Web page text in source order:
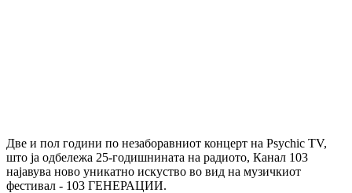
Две и пол години по незаборавниот концерт на Psychic TV,
што ја одбележа 25-годишнината на радиото, Канал 103
најавува ново уникатно искуство во вид на музичкиот
фестивал - 103 ГЕНЕРАЦИИ.